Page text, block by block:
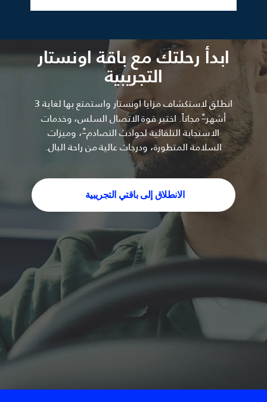
ابدأ رحلتك مع باقة اونستار
التجريبية
انطلق لاستكشاف مزايا اونستار واستمتع بها لغاية 3
أشهر*مجاناً. اختبر قوة الاتصال السلس، وخدمات
الاستجابة التلقائية لحوادث التصادم*، وميزات
السلامة المتطورة، ودرجات عالية من راحة البال.
الانطلاق إلى باقتي التجريبية